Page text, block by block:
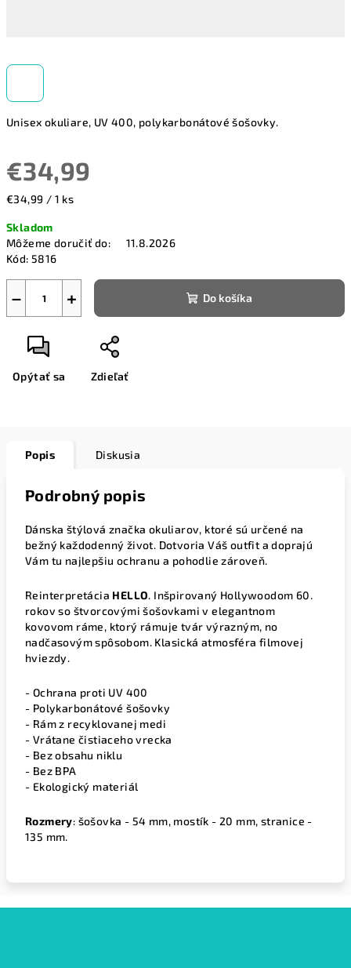
Unisex okuliare, UV 400, polykarbonátové šošovky.
€34,99
Jednotková
€34,99 / 1 ks
Skladom
Môžeme doručiť do:
11.8.2026
Kód: 5816
+
− Do košíka
Opýtať sa Zdieľať
Popis Diskusia
Podrobný popis
Dánska štýlová značka okuliarov, ktoré sú určené na
bežný každodenný život. Dotvoria Váš outfit a doprajú
Vám tu najlepšiu ochranu a pohodlie zároveň.
Reinterpretácia HELLO. Inšpirovaný Hollywoodom 60.
rokov so štvorcovými šošovkami v elegantnom
kovovom ráme, ktorý rámuje tvár výrazným, no
nadčasovým spôsobom. Klasická atmosféra filmovej
hviezdy.
- Ochrana proti UV 400
- Polykarbonátové šošovky
- Rám z recyklovanej medi
- Vrátane čistiaceho vrecka
- Bez obsahu niklu
- Bez BPA
- Ekologický materiál
Rozmery: šošovka - 54 mm, mostík - 20 mm, stranice -
135 mm.